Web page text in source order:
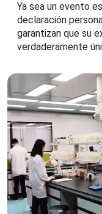
Ya sea un evento
declaración
garantizan que su
verdaderamente